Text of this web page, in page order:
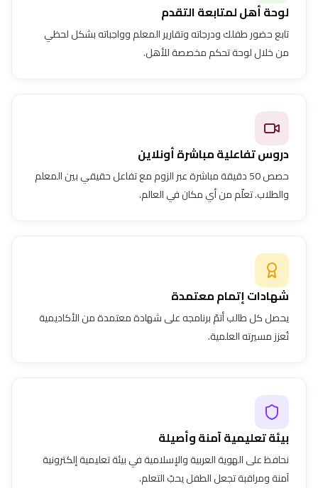
لوحة أهل لمتابعة التقدم
تابع حضور طفلك ودرجاته وتقارير المعلم وواجباته بشكل لحظي
من خلال لوحة تحكم مخصصة للأهل.
دروس تفاعلية مباشرة أونلاين
حصص 50 دقيقة مباشرة عبر الزوم مع تفاعل حقيقي بين المعلم
والطلاب. تعلّم من أي مكان في العالم.
شهادات إتمام معتمدة
يحصل كل طالب أتمّ برنامجه على شهادة معتمدة من الأكاديمية
تُعزز مسيرته العلمية.
بيئة تعليمية آمنة وأصيلة
نحافظ على الهوية العربية والإسلامية في بيئة تعليمية إلكترونية
آمنة ومراقبة تجعل الطفل يحبّ التعلم.